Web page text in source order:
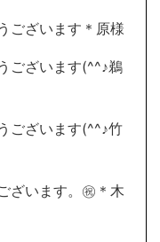
ございます＊原様
ございます(^^♪鵜
ございます(^^♪竹
ざいます。㊗＊木